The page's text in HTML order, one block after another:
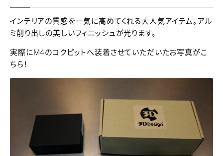
インテリアの質感を一気に高めてくれる大人気アイテム。アル
ミ削り出しの美しいフィニッシュが光ります。
実際にM4のコクピットへ装着させていただいたお写真がこ
ちら！